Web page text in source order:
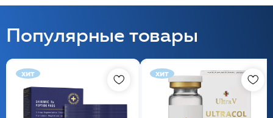
Популярные товары
хит хит